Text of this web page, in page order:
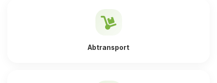
Abtransport